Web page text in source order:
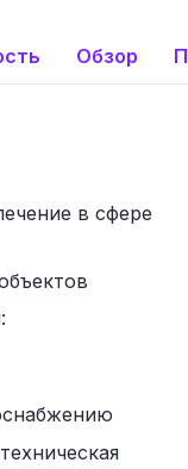
Обзор
в сфере